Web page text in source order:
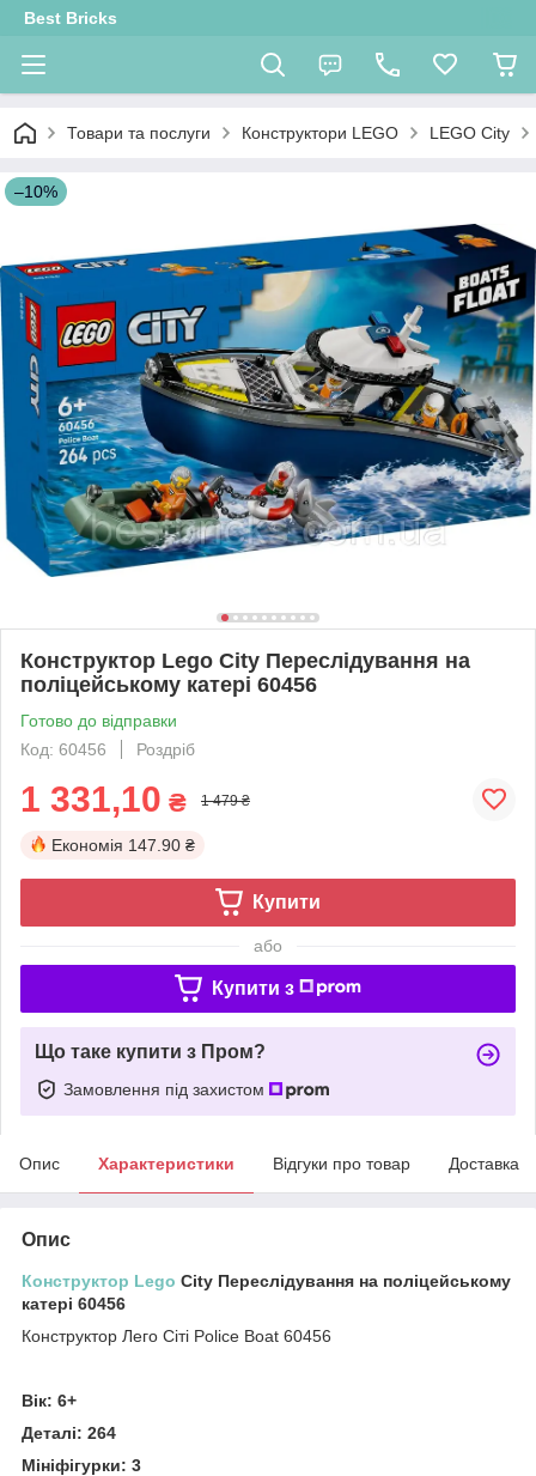
Best Bricks
Товари та послуги Конструктори LEGO LEGO City
–10%
Конструктор Lego City Переслідування на
поліцейському катері 60456
Готово до відправки
Код: 60456
Роздріб
1 331,10 ₴ 1 479 ₴
Економія 147.90 ₴
Купити
або
Купити з
Що таке купити з Пром?
Замовлення під захистом
Опис Характеристики Відгуки про товар Доставка
Опис
Конструктор Lego City Переслідування на поліцейському
катері 60456
Конструктор Лего Сіті Police Boat 60456
Вік: 6+
Деталі: 264
Мініфігурки: 3